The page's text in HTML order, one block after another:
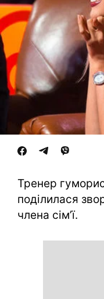
Тренер
поділилася
члена сім’ї.